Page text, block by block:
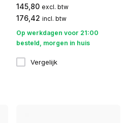
145,80 excl. btw
176,42 incl. btw
Op werkdagen voor 21:00
besteld, morgen in huis
Vergelijk